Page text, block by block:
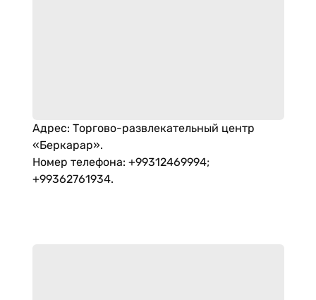
Адрес: Торгово-развлекательный центр
«Беркарар».
Номер телефона: +99312469994;
+99362761934.